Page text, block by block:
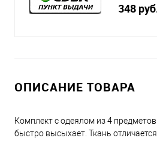
348
ОПИСАНИЕ ТОВАРА
Комплект с одеялом из 4
быстро высыхает. Ткань